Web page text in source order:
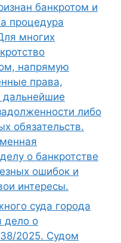
банкротом и
процедура
многих
напрямую
права,
дальнейшие
либо
обязательств.
о банкротстве
ошибок и
интересы.
суда города
дело о
2025. Судом